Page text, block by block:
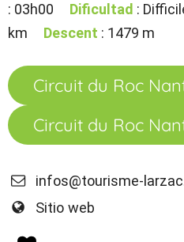
: 03h00 Dificultad :
km
Descent : 1479 m
Circuit du Roc
Circuit du Roc
infos@tourisme-
Sitio web